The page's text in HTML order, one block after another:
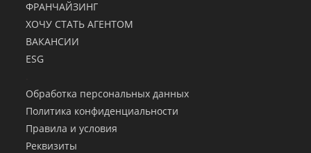
ФРАНЧАЙЗИНГ
ХОЧУ СТАТЬ АГЕНТОМ
ВАКАНСИИ
ESG
Обработка персональных данных
Политика конфиденциальности
Правила и условия
Реквизиты